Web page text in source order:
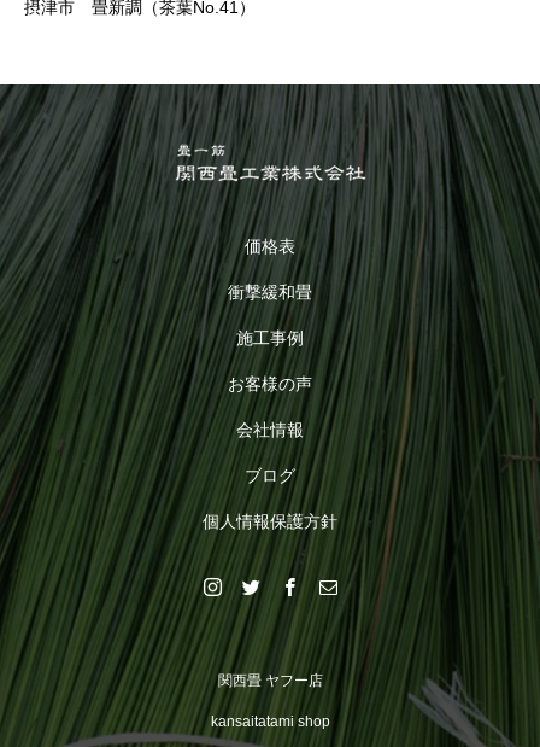
摂津市 畳新調（茶葉No.41）
価格表
衝撃緩和畳
施工事例
お客様の声
会社情報
ブログ
個人情報保護方針
関西畳 ヤフー店
kansaitatami shop